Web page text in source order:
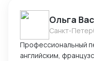
Ольга
Санкт-
Профессиональный
английским,